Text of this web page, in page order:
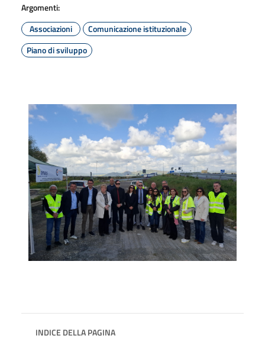
Argomenti:
Associazioni
Comunicazione istituzionale
Piano di sviluppo
INDICE DELLA PAGINA